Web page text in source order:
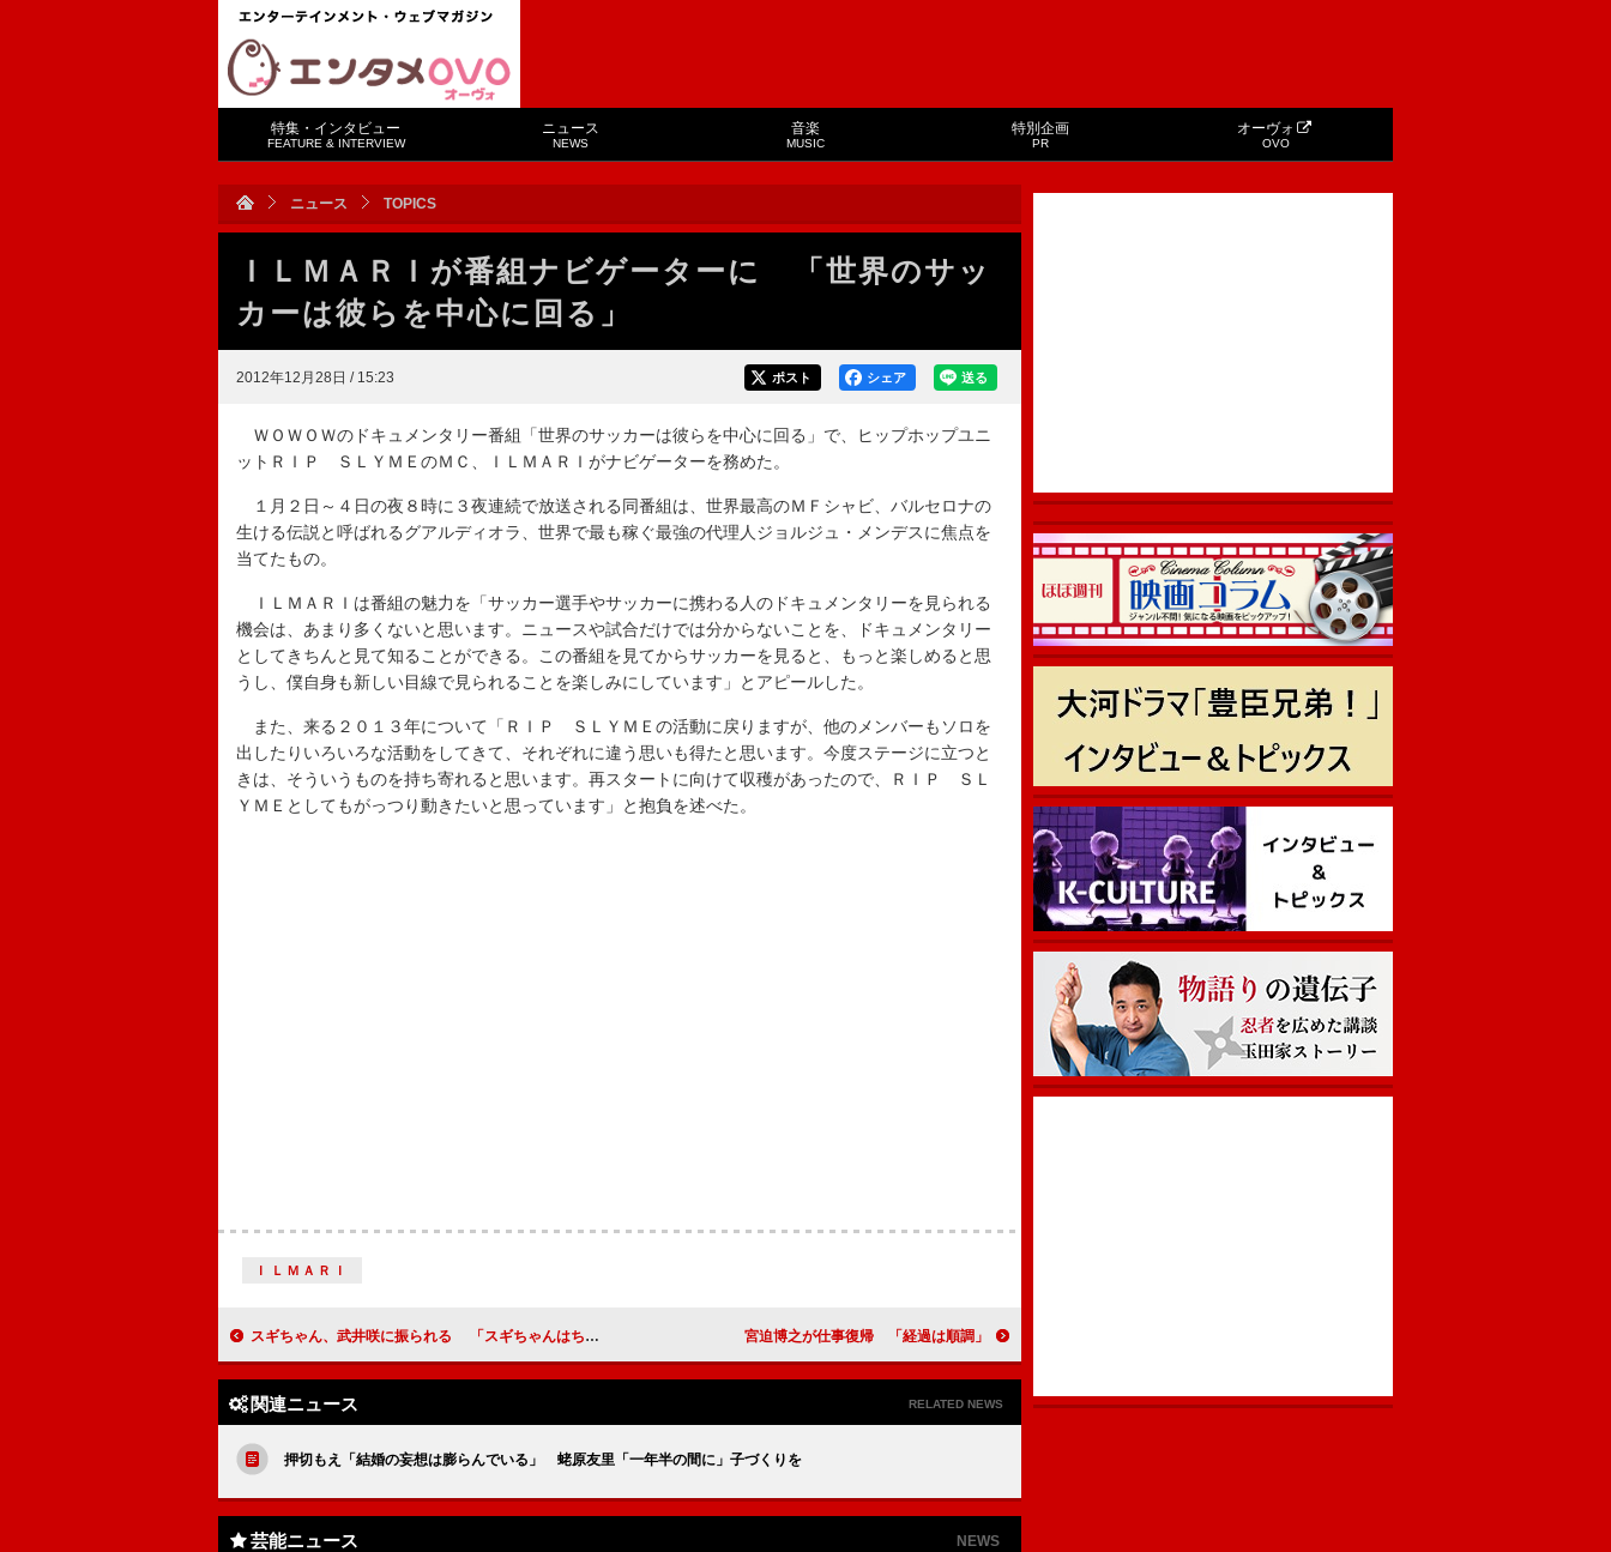
特集・インタビュー
FEATURE & INTERVIEW
ニュース
NEWS
音楽
MUSIC
特別企画
PR
オーヴォ
OVO
ニュース TOPICS
ＩＬＭＡＲＩが番組ナビゲーターに 「世界のサッ
カーは彼らを中心に回る」
2012年12月28日 / 15:23 送る
シェア
ポスト
ＷＯＷＯＷのドキュメンタリー番組「世界のサッカーは彼らを中心に回る」で、ヒップホップユニ
ットＲＩＰ ＳＬＹＭＥのＭＣ、ＩＬＭＡＲＩがナビゲーターを務めた。
１月２日～４日の夜８時に３夜連続で放送される同番組は、世界最高のＭＦシャビ、バルセロナの
生ける伝説と呼ばれるグアルディオラ、世界で最も稼ぐ最強の代理人ジョルジュ・メンデスに焦点を
当てたもの。
ＩＬＭＡＲＩは番組の魅力を「サッカー選手やサッカーに携わる人のドキュメンタリーを見られる
機会は、あまり多くないと思います。ニュースや試合だけでは分からないことを、ドキュメンタリー
としてきちんと見て知ることができる。この番組を見てからサッカーを見ると、もっと楽しめると思
うし、僕自身も新しい目線で見られることを楽しみにしています」とアピールした。
また、来る２０１３年について「ＲＩＰ ＳＬＹＭＥの活動に戻りますが、他のメンバーもソロを
出したりいろいろな活動をしてきて、それぞれに違う思いも得たと思います。今度ステージに立つと
きは、そういうものを持ち寄れると思います。再スタートに向けて収穫があったので、ＲＩＰ ＳＬ
ＹＭＥとしてもがっつり動きたいと思っています」と抱負を述べた。
ＩＬＭＡＲＩ
スギちゃん、武井咲に振られる 「スギちゃんはちっちゃい…」 宮迫博之が仕事復帰 「経過は順調」
関連ニュース RELATED NEWS
押切もえ「結婚の妄想は膨らんでいる」 蛯原友里「一年半の間に」子づくりを
芸能ニュース NEWS